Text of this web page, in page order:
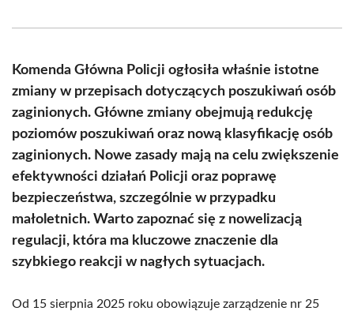
(Twitter)
Komenda Główna Policji ogłosiła właśnie istotne
zmiany w przepisach dotyczących poszukiwań osób
zaginionych. Główne zmiany obejmują redukcję
poziomów poszukiwań oraz nową klasyfikację osób
zaginionych. Nowe zasady mają na celu zwiększenie
efektywności działań Policji oraz poprawę
bezpieczeństwa, szczególnie w przypadku
małoletnich. Warto zapoznać się z nowelizacją
regulacji, która ma kluczowe znaczenie dla
szybkiego reakcji w nagłych sytuacjach.
Od 15 sierpnia 2025 roku obowiązuje zarządzenie nr 25